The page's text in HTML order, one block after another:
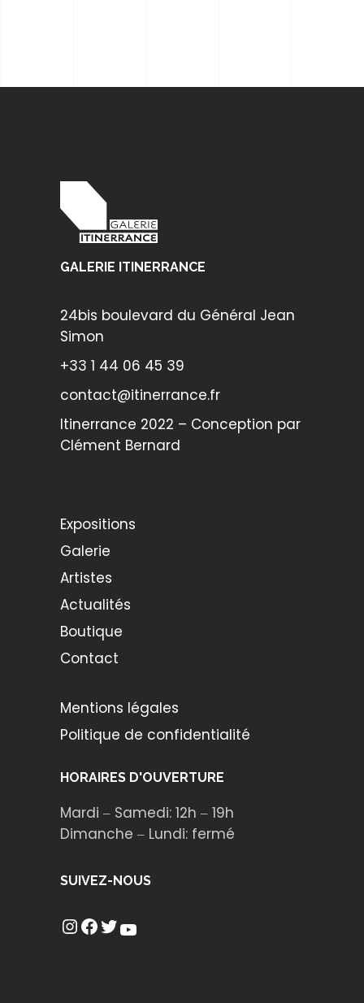
GALERIE ITINERRANCE
24bis boulevard du Général Jean
Simon
+33 1 44 06 45 39
contact@itinerrance.fr
Itinerrance 2022 – Conception par
Clément Bernard
Expositions
Galerie
Artistes
Actualités
Boutique
Contact
Mentions légales
Politique de confidentialité
HORAIRES D'OUVERTURE
Mardi ‒ Samedi: 12h ‒ 19h
Dimanche ‒ Lundi: fermé
SUIVEZ-NOUS
Instagram
Facebook
Twitter
YouTube